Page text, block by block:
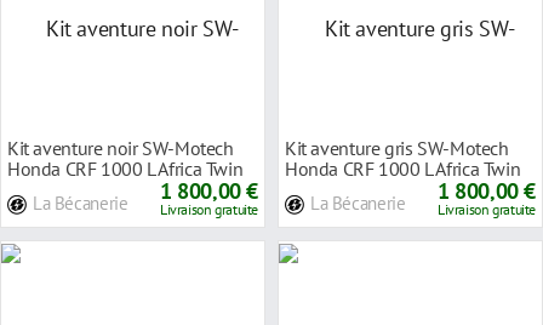
Kit aventure noir SW-Motech
Honda CRF 1000 L Africa Twin
La Bécanerie 1 800,00 €
Livraison gratuite
Kit aventure gris SW-Motech
Honda CRF 1000 L Africa Twin
La Bécanerie 1 800,00 €
Livraison gratuite